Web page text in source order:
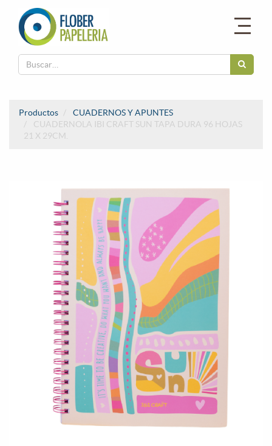
Productos
CUADERNOS Y APUNTES
CUADERNOLA IBI CRAFT SUN TAPA DURA 96 HOJAS
21 X 29CM.